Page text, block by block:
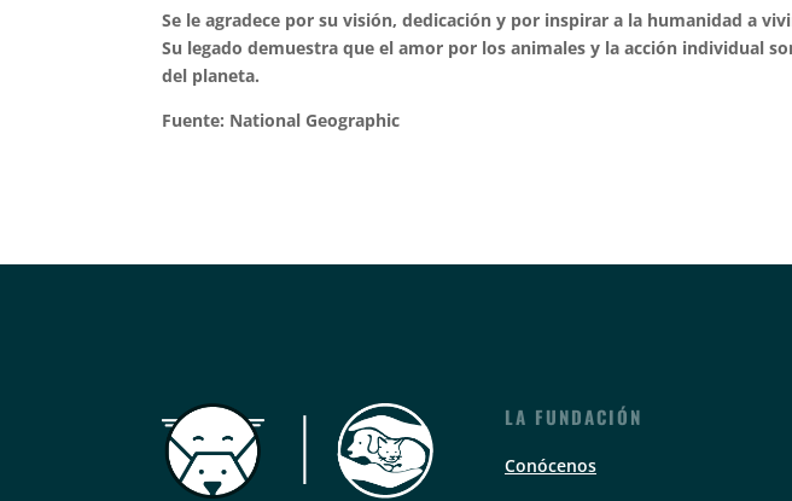
Se le agradece por su visión, dedicación y por inspirar a la humanidad a
Su legado demuestra que el amor por los animales y la acción individual
del planeta.
Fuente: National Geographic
LA FUNDACIÓN
Conócenos